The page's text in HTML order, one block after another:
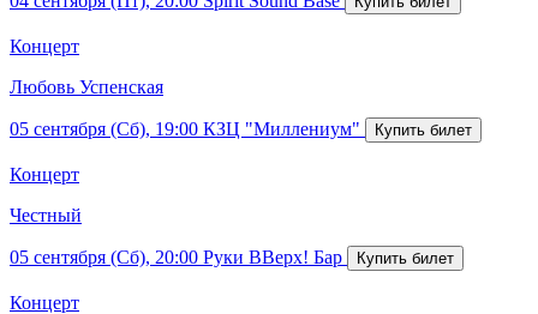
Концерт
Любовь Успенская
05 сентября (Сб), 19:00 КЗЦ "Миллениум"
Концерт
Честный
05 сентября (Сб), 20:00 Руки ВВерх! Бар
Концерт